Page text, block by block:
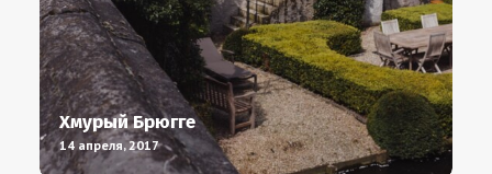
Хмурый Брюгге
14 апреля, 2017